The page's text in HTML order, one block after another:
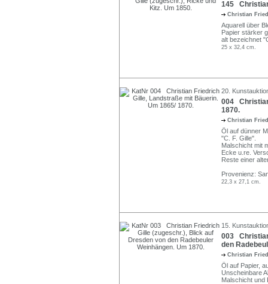
145
Christian
Aquarell über
Papier stärker
alt bezeichnet
25 x 32,4 cm.
20.
004
1870.
Christian
Öl auf dünner
"C. F. Gille".
Malschicht mit
Ecke u.re.
Reste einer
Provenienz:
22,3 x 27,1 cm.
15.
003
den
Christian
Öl auf Papier,
Unscheinbare
Malschicht und